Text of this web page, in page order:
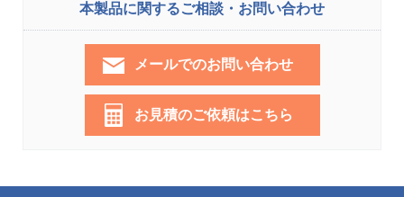
本製品に関するご相談・お問い合わせ
メールでのお問い合わせ
お見積のご依頼はこちら